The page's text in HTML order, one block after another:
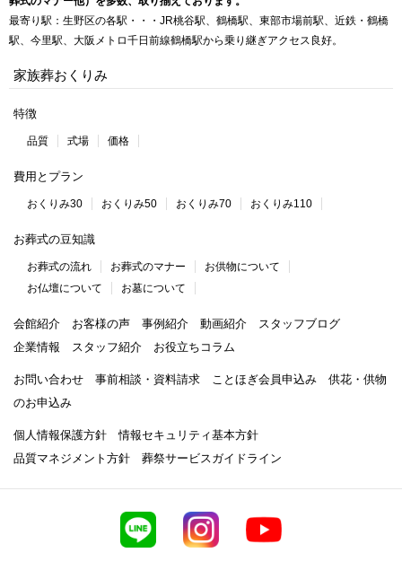
最寄り駅：生野区の各駅・・・JR桃谷駅、鶴橋駅、東部市場前駅、近鉄・鶴橋
駅、今里駅、大阪メトロ千日前線鶴橋駅から乗り継ぎアクセス良好。
家族葬おくりみ
特徴
品質 式場 価格
費用とプラン
おくりみ30 おくりみ50 おくりみ70 おくりみ110
お葬式の豆知識
お葬式の流れ お葬式のマナー
お供物について
お仏壇について
お墓について
会館紹介 お客様の声 事例紹介 動画紹介
スタッフブログ
企業情報
スタッフ紹介 お役立ちコラム
お問い合わせ 事前相談・資料請求 ことほぎ会員申込み
供花・供物
のお申込み
個人情報保護方針
情報セキュリティ基本方針
品質マネジメント方針
葬祭サービスガイドライン